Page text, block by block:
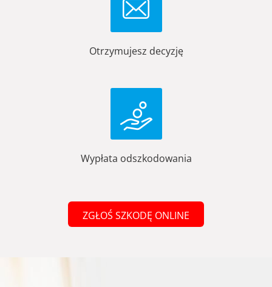
Otrzymujesz decyzję
Wypłata odszkodowania
ZGŁOŚ SZKODĘ ONLINE